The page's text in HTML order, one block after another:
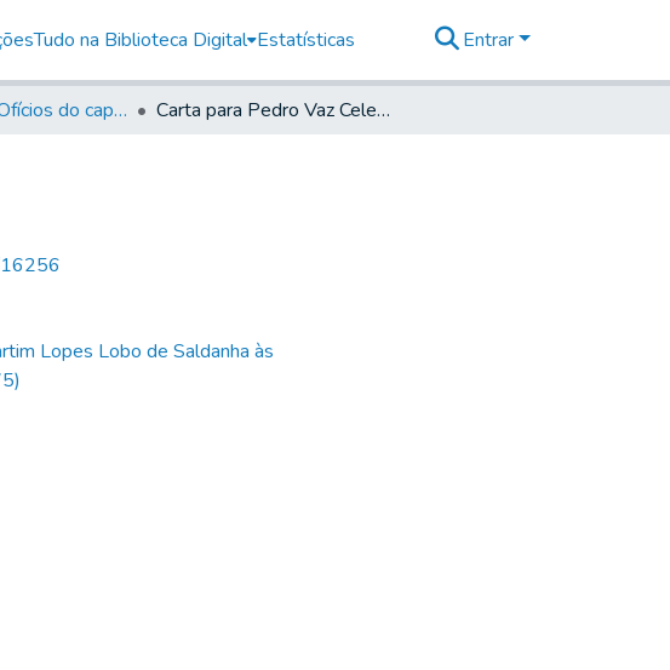
Tudo na Biblioteca Digital Estatísticas Entrar
Volume 74 - Ofícios do capitão General Martim Lopes Lobo de Saldanha às Câmaras e Comandantes da Capitania (1775) Carta para Pedro Vaz Celestino
Lopes Lobo de Saldanha às